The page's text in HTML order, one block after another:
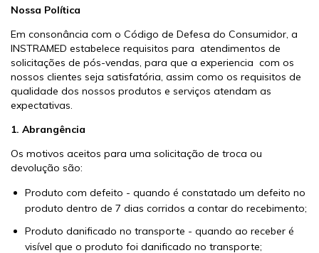
Nossa Política
Em consonância com o Código de Defesa do Consumidor, a
INSTRAMED estabelece requisitos para atendimentos de
solicitações de pós-vendas, para que a experiencia com os
nossos clientes seja satisfatória, assim como os requisitos de
qualidade dos nossos produtos e serviços atendam as
expectativas.
1. Abrangência
Os motivos aceitos para uma solicitação de troca ou
devolução são:
Produto com defeito - quando é constatado um defeito no
produto dentro de 7 dias corridos a contar do recebimento;
Produto danificado no transporte - quando ao receber é
visível que o produto foi danificado no transporte;